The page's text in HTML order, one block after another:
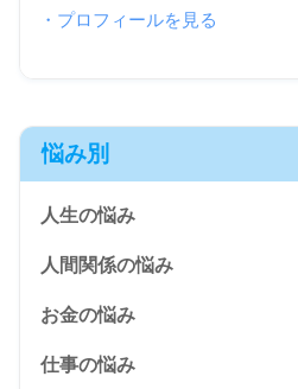
・プロフィールを見る
悩み別
人生の悩み
人間関係の悩み
お金の悩み
仕事の悩み